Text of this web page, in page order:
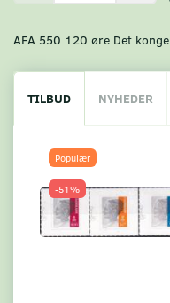
AFA 550 120 øre Det
TILBUD NYHEDER
Populær
-51%